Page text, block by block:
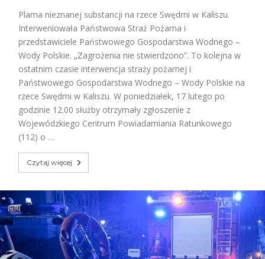
Plama nieznanej substancji na rzece Swędrni w Kaliszu.
Interweniowała Państwowa Straż Pożarna i
przedstawiciele Państwowego Gospodarstwa Wodnego –
Wody Polskie. „Zagrożenia nie stwierdzono”. To kolejna w
ostatnim czasie interwencja straży pożarnej i
Państwowego Gospodarstwa Wodnego – Wody Polskie na
rzece Swędrni w Kaliszu. W poniedziałek, 17 lutego po
godzinie 12.00 służby otrzymały zgłoszenie z
Wojewódzkiego Centrum Powiadamiania Ratunkowego
(112) o …
Czytaj więcej